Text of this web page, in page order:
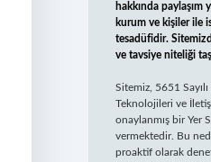
hakkında paylaşım
kurum ve kişiler ile
tesadüfidir.
ve tavsiye niteliği
Sitemiz, 5651
Teknolojileri ve
onaylanmış bir Yer
vermektedir. Bu
proaktif olarak